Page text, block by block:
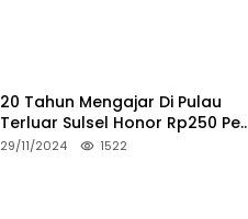
20 Tahun Mengajar Di Pulau
Terluar Sulsel Honor Rp250 Per
Bulan
29/11/2024 1522